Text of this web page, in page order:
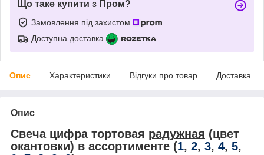
Що таке купити з Пром?
Замовлення під захистом
Доступна доставка
Опис Характеристики Відгуки про товар Доставка
Опис
Свеча цифра тортовая радужная (цвет
окантовки) в ассортименте (1, 2, 3, 4, 5,